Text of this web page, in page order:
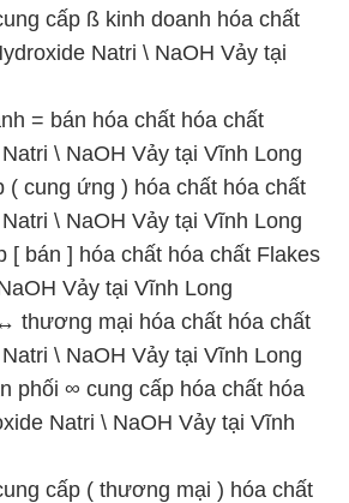
cấp ß kinh doanh hóa chất
Natri \ NaOH Vảy tại
= bán hóa chất hóa chất
\ NaOH Vảy tại Vĩnh Long
cung ứng ) hóa chất hóa chất
\ NaOH Vảy tại Vĩnh Long
[ bán ] hóa chất hóa chất Flakes
Vảy tại Vĩnh Long
thương mại hóa chất hóa chất
\ NaOH Vảy tại Vĩnh Long
phối ∞ cung cấp hóa chất hóa
Natri \ NaOH Vảy tại Vĩnh
cấp ( thương mại ) hóa chất